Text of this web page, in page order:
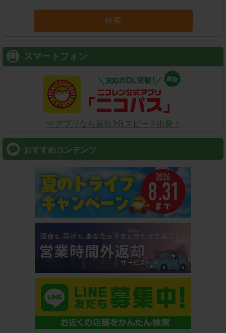
検索
スマートフォン
⇒ アプリなら最短3分スピード出発！
おすすめコンテンツ